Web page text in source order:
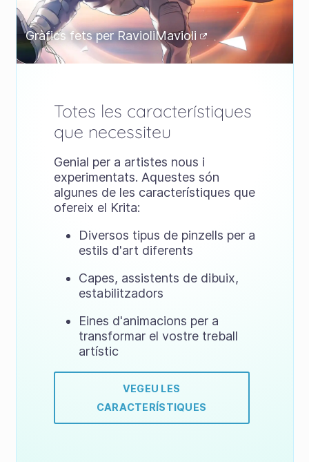
Gràfics fets perRavioliMavioli
Totes les característiques
que necessiteu
Genial per a artistes nous i
experimentats. Aquestes són
algunes de les característiques que
ofereix el Krita:
Diversos tipus de pinzells per a
estils d'art diferents
Capes, assistents de dibuix,
estabilitzadors
Eines d'animacions per a
transformar el vostre treball
artístic
VEGEU LES
CARACTERÍSTIQUES